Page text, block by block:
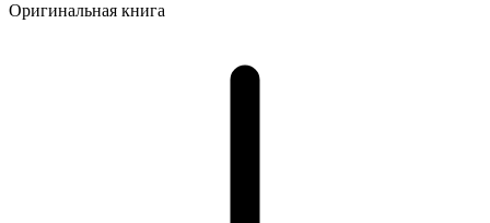
Оригинальная книга